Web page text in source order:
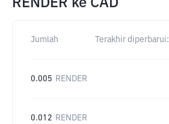
RENDER ke CAD
Jumlah Terakhir diperbarui:
0.005 RENDER
0.012 RENDER